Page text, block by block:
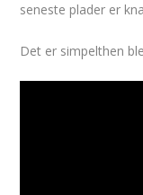
seneste plader er
Det er simpelthen